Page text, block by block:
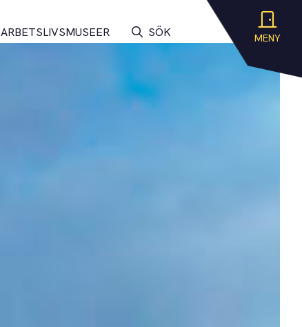
ARBETSLIVSMUSEER SÖK MENY